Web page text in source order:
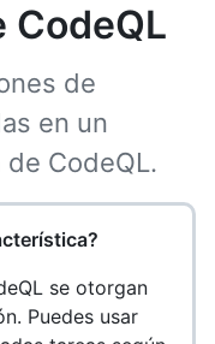
de
en un
CodeQL.
se otorgan
Puedes usar